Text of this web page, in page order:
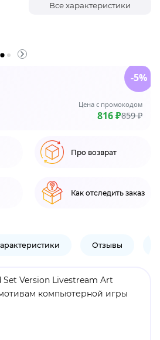
Все характеристики
Цена с промокодом
816 ₽859 ₽
-5%
Про возврат
Как отследить заказ
Отзывы
Version Livestream Art
компьютерной игры